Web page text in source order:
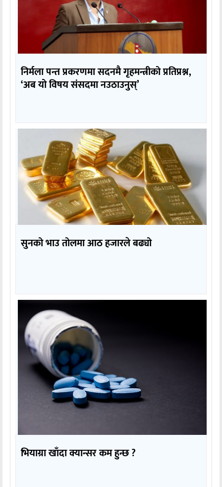
निर्मला पन्त प्रकरणमा सदनमै गृहमन्त्रीको प्रतिप्रश्न,
‘अब यो विषय संसदमा नउठाउनुस्’
सुनको भाउ तोलमा आठ हजारले बढ्यो
भियाग्रा खाँदा क्यान्सर कम हुन्छ ?